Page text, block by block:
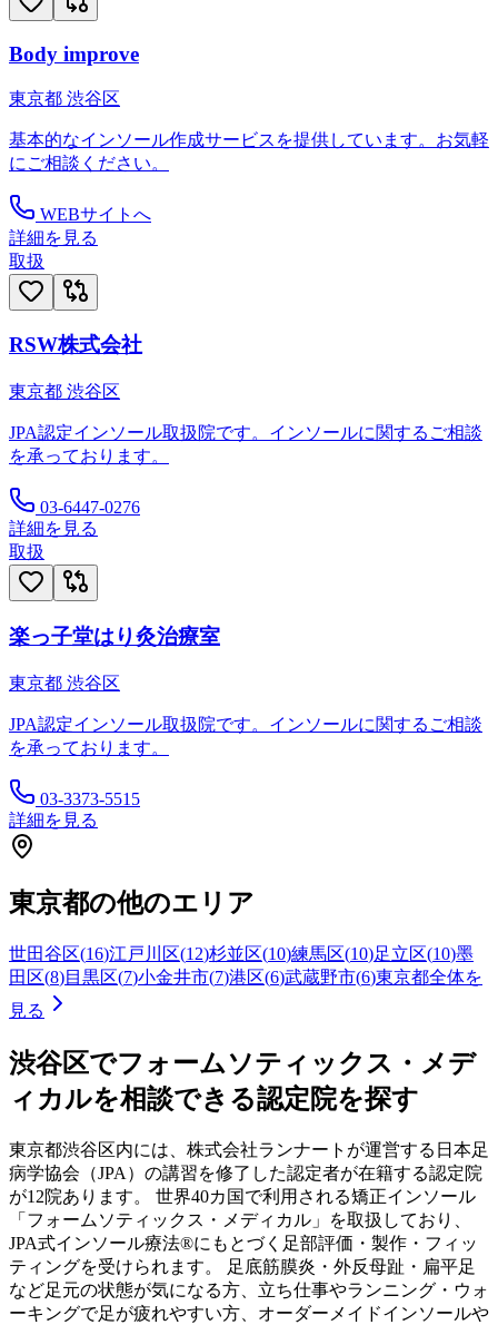
Body improve
東京都 渋谷区
基本的なインソール作成サービスを提供しています。お気軽
にご相談ください。
WEBサイトへ
詳細を見る
取扱
RSW株式会社
東京都 渋谷区
JPA認定インソール取扱院です。インソールに関するご相談
を承っております。
03-6447-0276
詳細を見る
取扱
楽っ子堂はり灸治療室
東京都 渋谷区
JPA認定インソール取扱院です。インソールに関するご相談
を承っております。
03-3373-5515
詳細を見る
東京都の他のエリア
世田谷区(16)江戸川区(12)杉並区(10)練馬区(10)足立区(10)墨
田区(8)目黒区(7)小金井市(7)港区(6)武蔵野市(6)東京都全体を
見る
渋谷区でフォームソティックス・メデ
ィカルを相談できる認定院を探す
東京都渋谷区内には、株式会社ランナートが運営する日本足
病学協会（JPA）の講習を修了した認定者が在籍する認定院
が12院あります。 世界40カ国で利用される矯正インソール
「フォームソティックス・メディカル」を取扱しており、
JPA式インソール療法®にもとづく足部評価・製作・フィッ
ティングを受けられます。 足底筋膜炎・外反母趾・扁平足
など足元の状態が気になる方、立ち仕事やランニング・ウォ
ーキングで足が疲れやすい方、オーダーメイドインソールや